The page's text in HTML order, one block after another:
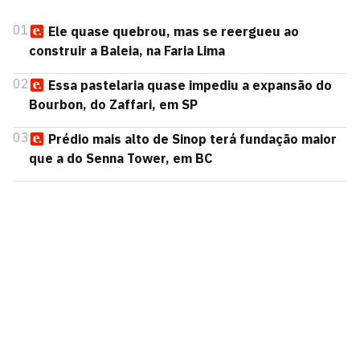
01
Ele quase quebrou, mas se reergueu ao
construir a Baleia, na Faria Lima
02
Essa pastelaria quase impediu a expansão do
Bourbon, do Zaffari, em SP
03
Prédio mais alto de Sinop terá fundação maior
que a do Senna Tower, em BC